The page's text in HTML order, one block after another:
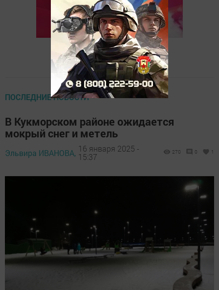
ПОСЛЕДНИЕ НОВОСТИ
В Кукморском районе ожидается
мокрый снег и метель
Эльвира ИВАНОВА, 16 января 2025 -
15:37
270 0 1